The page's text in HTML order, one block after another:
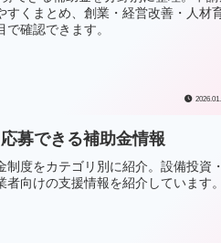
すくまとめ、創業・経営改善・人材
確認できます。
募できる補助金情報
度をカテゴリ別に紹介。設備投資・
向けの支援情報を紹介しています。